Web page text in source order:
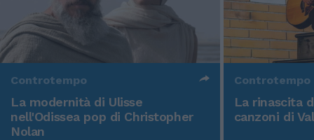
Controtempo
La modernità di Ulisse
nell'Odissea pop di Christopher
Nolan
Controtempo
La rinascita
canzoni di